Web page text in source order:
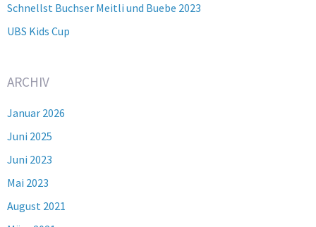
Schnellst Buchser Meitli und Buebe 2023
UBS Kids Cup
ARCHIV
Januar 2026
Juni 2025
Juni 2023
Mai 2023
August 2021